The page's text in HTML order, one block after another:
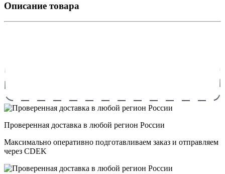
Описание товара
Проверенная доставка в любой регион России
Максимально оперативно подготавливаем заказ и отправляем
через CDEK